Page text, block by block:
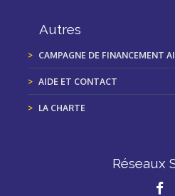
Autres
CAMPAGNE DE FINANCEMENT
AIDE ET CONTACT
LA CHARTE
Réseaux